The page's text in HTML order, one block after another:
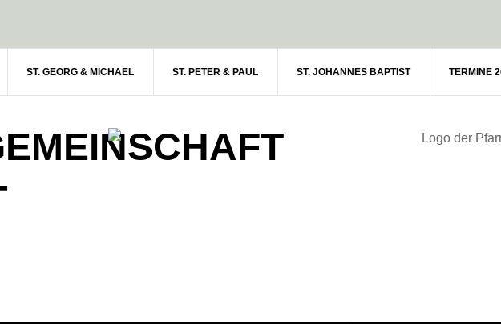
ST. GEORG & MICHAEL ST. PETER & PAUL ST. JOHANNES BAPTIST TERMINE